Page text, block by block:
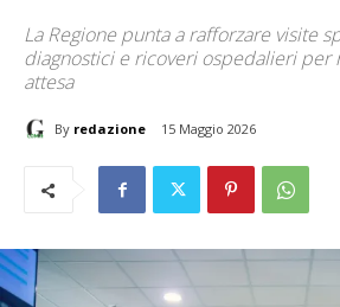
La Regione punta a rafforzare visite
diagnostici e ricoveri ospedalieri
attesa
By redazione 15 Maggio 2026